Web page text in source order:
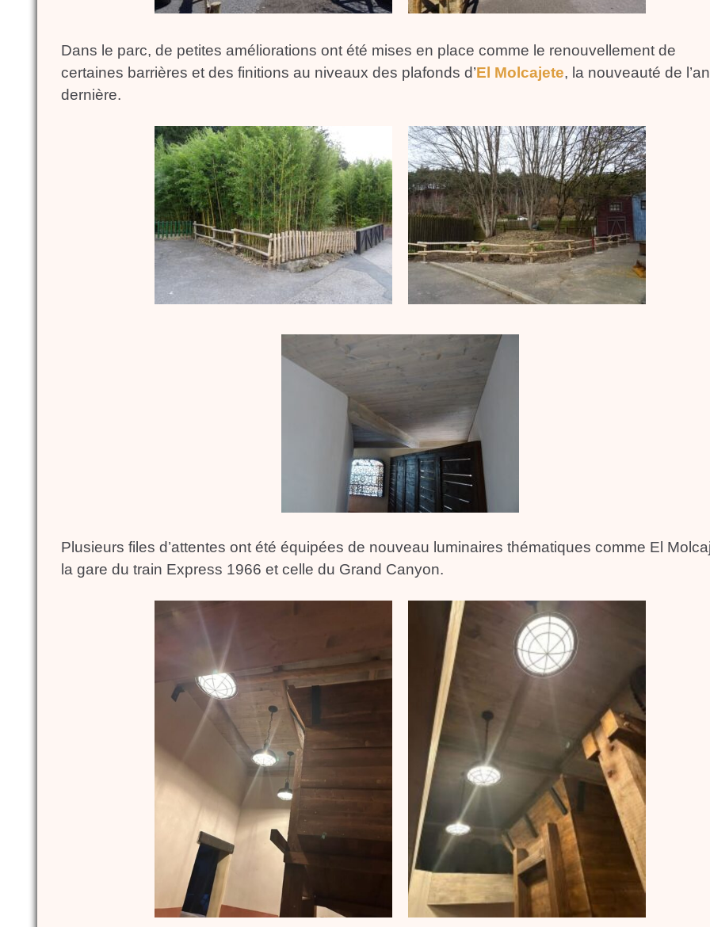
Dans le parc, de petites améliorations ont été mises en place comme le renouvellement de
certaines barrières et des finitions au niveaux des plafonds d’El Molcajete, la nouveauté de
dernière.
Plusieurs files d’attentes ont été équipées de nouveau luminaires thématiques comme El
la gare du train Express 1966 et celle du Grand Canyon.